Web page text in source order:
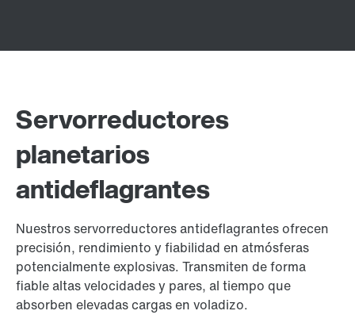
Servorreductores
planetarios
antideflagrantes
Nuestros servorreductores antideflagrantes ofrecen
precisión, rendimiento y fiabilidad en atmósferas
potencialmente explosivas. Transmiten de forma
fiable altas velocidades y pares, al tiempo que
absorben elevadas cargas en voladizo.